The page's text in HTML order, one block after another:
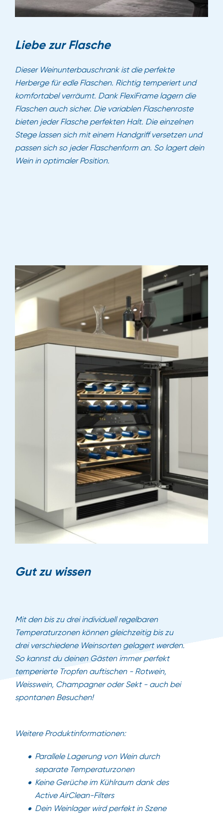
Liebe zur Flasche
Dieser Weinunterbauschrank ist die perfekte
Herberge für edle Flaschen. Richtig temperiert und
komfortabel verräumt. Dank FlexiFrame lagern die
Flaschen auch sicher. Die variablen Flaschenroste
bieten jeder Flasche perfekten Halt. Die einzelnen
Stege lassen sich mit einem Handgriff versetzen und
passen sich so jeder Flaschenform an. So lagert dein
Wein in optimaler Position.
Gut zu wissen
Mit den bis zu drei individuell regelbaren
Temperaturzonen können gleichzeitig bis zu
drei verschiedene Weinsorten gelagert werden.
So kannst du deinen Gästen immer perfekt
temperierte Tropfen auftischen - Rotwein,
Weisswein, Champagner oder Sekt - auch bei
spontanen Besuchen!
Weitere Produktinformationen:
Parallele Lagerung von Wein durch
separate Temperaturzonen
Keine Gerüche im Kühlraum dank des
Active AirClean-Filters
Dein Weinlager wird perfekt in Szene